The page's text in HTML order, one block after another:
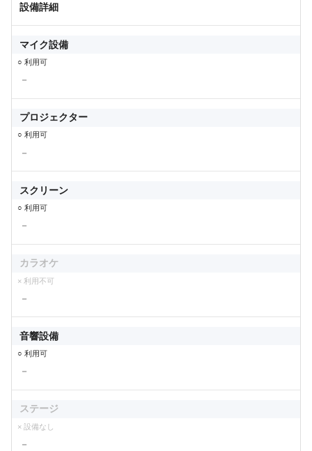
設備詳細
マイク設備
○ 利用可
－
プロジェクター
○ 利用可
－
スクリーン
○ 利用可
－
カラオケ
× 利用不可
－
音響設備
○ 利用可
－
ステージ
× 設備なし
－